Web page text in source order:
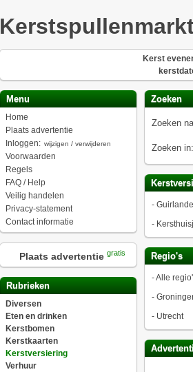
Kerst
Menu
Home
Plaats advertentie
Inloggen: wijzigen / verwijderen
Voorwaarden
Regels
FAQ / Help
Veilig handelen
Privacy-statement
Contact informatie
Plaats advertentie gratis
Rubrieken
Diversen
Eten en drinken
Kerstbomen
Kerstkaarten
Kerstversiering
Verhuur
Zoeken
Zoeken
Zoeken in:
-
-
Regio's
-Alle
-
- Utrecht